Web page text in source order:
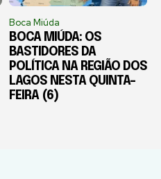
Boca Miúda
BOCA MIÚDA: OS
BASTIDORES DA
POLÍTICA NA REGIÃO DOS
LAGOS NESTA QUINTA-
FEIRA (6)